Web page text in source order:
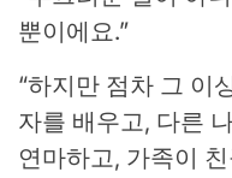
뿐이에요.”
“하지만 점차 그 이
자를 배우고, 다른
연마하고, 가족이